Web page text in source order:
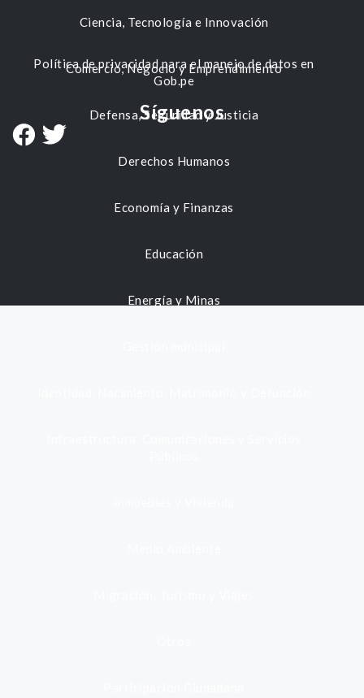
Ciencia, Tecnología e Innovación
Comercio, Negocio y Emprendimiento
Defensa, Seguridad y Justicia
Derechos Humanos
Economía y Finanzas
Educación
Energía y Minas
Política de privacidad para el manejo de datos en
Gob.pe
Síguenos